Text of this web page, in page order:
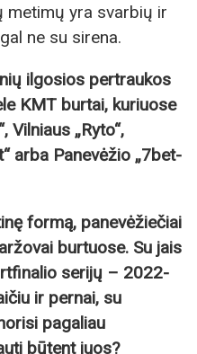
metimų yra svarbių ir
ne su sirena.
ilgosios pertraukos
KMT burtai, kuriuose
Vilniaus „Ryto“,
arba Panevėžio „7bet-
formą, panevėžiečiai
burtuose. Su jais
serijų – 2022-
ir pernai, su
pagaliau
būtent juos?